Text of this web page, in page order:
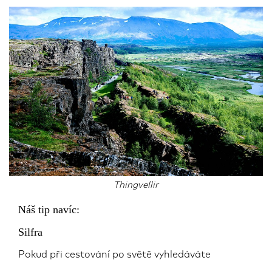
Thingvellir
Náš tip navíc:
Silfra
Pokud při cestování po světě vyhledáváte